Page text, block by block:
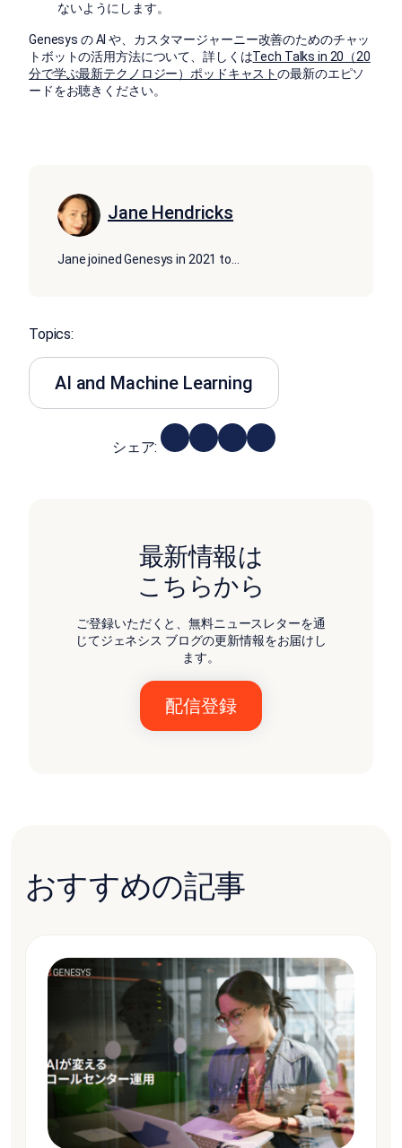
ないようにします。
Genesys の AI や、カスタマージャーニー改善のためのチャッ
トボットの活用方法について、詳しくはTech Talks in 20（20
分で学ぶ最新テクノロジー）ポッドキャストの最新のエピソ
ードをお聴きください。
Jane Hendricks
Jane joined Genesys in 2021 to...
Topics:
AI and Machine Learning
シェア:
最新情報は
こちらから
ご登録いただくと、無料ニュースレターを通
じてジェネシス ブログの更新情報をお届けし
ます。
おすすめの記事